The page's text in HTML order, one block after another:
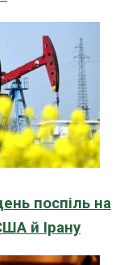
поспіль на
й Ірану